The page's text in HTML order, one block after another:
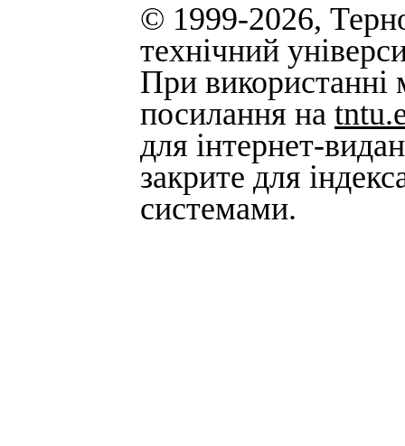
© 1999-2026,
технічний
При використанні
посилання на
для інтернет-
закрите для
системами.